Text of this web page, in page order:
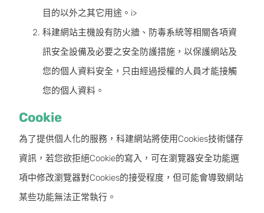
目的以外之其它用途。i>
科建網站主機設有防火牆、防毒系統等相關各項資
訊安全設備及必要之安全防護措施，以保護網站及
您的個人資料安全，只由經過授權的人員才能接觸
您的個人資料。
Cookie
為了提供個人化的服務，科建網站將使用Cookies技術儲存
資訊，若您欲拒絕Cookie的寫入，可在瀏覽器安全功能選
項中修改瀏覽器對Cookies的接受程度，但可能會導致網站
某些功能無法正常執行。